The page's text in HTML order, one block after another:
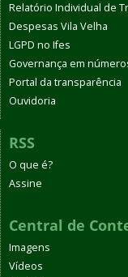
Relatório Individual de
Despesas Vila Velha
LGPD no Ifes
Governança em
Portal da transparência
Ouvidoria
RSS
O que é?
Assine
Central de
Imagens
Vídeos